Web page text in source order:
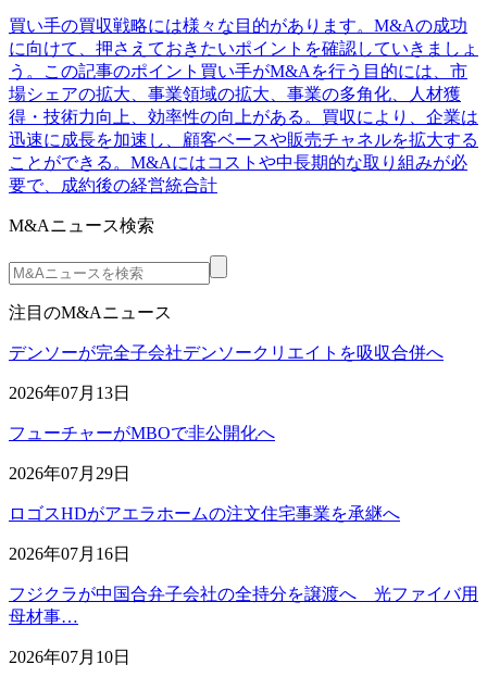
買い手の買収戦略には様々な目的があります。M&Aの成功
に向けて、押さえておきたいポイントを確認していきましょ
う。この記事のポイント買い手がM&Aを行う目的には、市
場シェアの拡大、事業領域の拡大、事業の多角化、人材獲
得・技術力向上、効率性の向上がある。買収により、企業は
迅速に成長を加速し、顧客ベースや販売チャネルを拡大する
ことができる。M&Aにはコストや中長期的な取り組みが必
要で、成約後の経営統合計
M&Aニュース検索
注目のM&Aニュース
デンソーが完全子会社デンソークリエイトを吸収合併へ
2026年07月13日
フューチャーがMBOで非公開化へ
2026年07月29日
ロゴスHDがアエラホームの注文住宅事業を承継へ
2026年07月16日
フジクラが中国合弁子会社の全持分を譲渡へ 光ファイバ用
母材事…
2026年07月10日